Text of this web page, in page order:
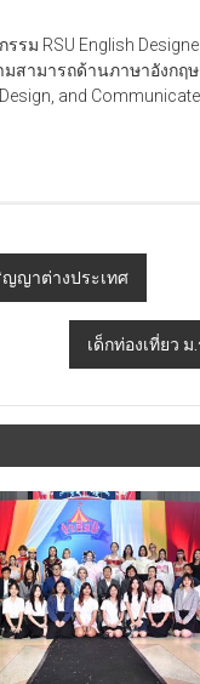
RSU English Designer
มสามารถด้านภาษาอังก
and Communicate
ญญาต่างประเทศ
เด็กท่องเที่ยว